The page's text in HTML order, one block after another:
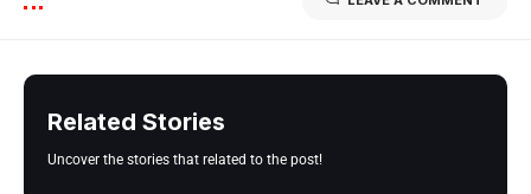
Related Stories
Uncover the stories that related to the post!